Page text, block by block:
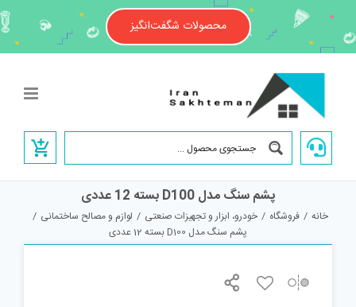
content
محصولات شگفت‌انگیز
پشم سنگ مدل D100 بسته 12 عددی
خانه / فروشگاه / خودرو، ابزار و تجهیزات صنعتی / لوازم و مصالح ساختمانی /
پشم سنگ مدل D100 بسته 12 عددی